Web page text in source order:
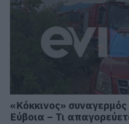
«Κόκκινος»
Εύβοια – Τι